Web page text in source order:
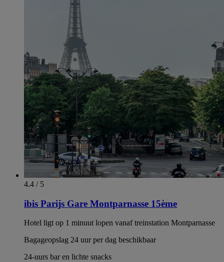
4.4 / 5
ibis Parijs Gare Montparnasse 15ème
Hotel ligt op 1 minuut lopen vanaf treinstation Montparnasse
Bagageopslag 24 uur per dag beschikbaar
24-uurs bar en lichte snacks